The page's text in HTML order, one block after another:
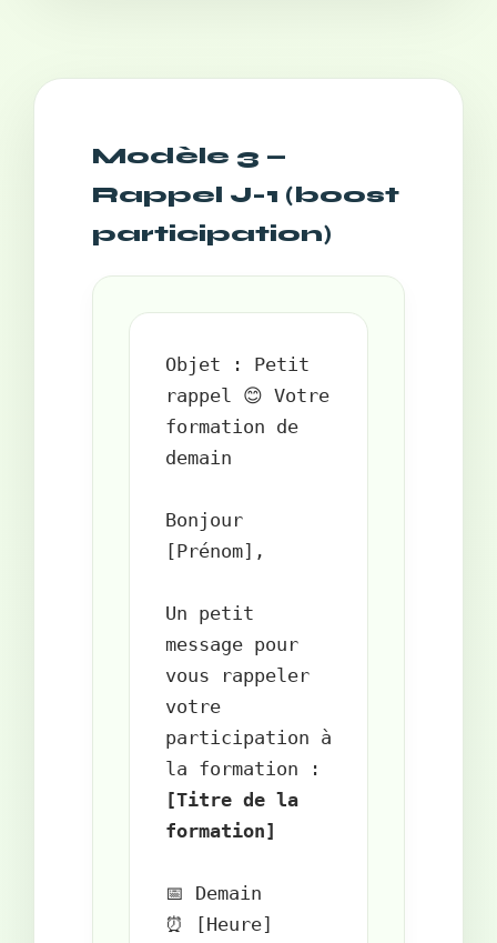
Modèle 3 —
Rappel J-1 (boost
participation)
Objet : Petit
rappel 😊 Votre
formation de
demain
Bonjour
[Prénom],
Un petit
message pour
vous rappeler
votre
participation à
[Titre de la
formation]
📅 Demain
⏰ [Heure]